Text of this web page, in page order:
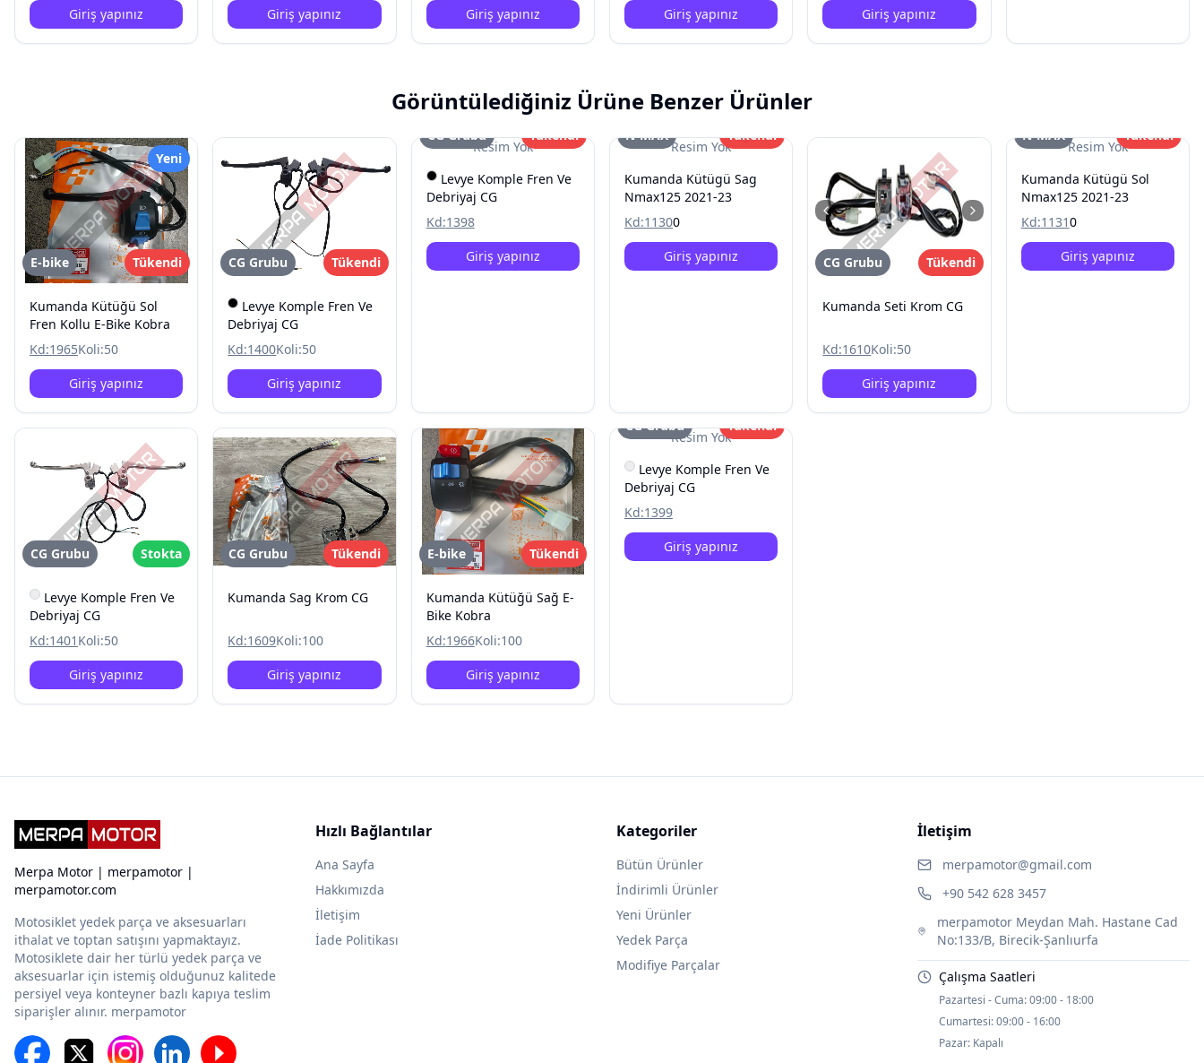
Giriş yapınız
Giriş yapınız
Giriş yapınız
Giriş yapınız
Giriş yapınız
Görüntülediğiniz Ürüne Benzer Ürünler
Yeni
E-bike Tükendi
Kumanda Kütüğü Sol
Fren Kollu E-Bike Kobra
Kd:1965Koli:50
Giriş yapınız
CG Grubu Tükendi
Levye Komple Fren Ve
Debriyaj CG
Kd:1400Koli:50
Giriş yapınız
Resim Yok
CG Grubu Tükendi
Levye Komple Fren Ve
Debriyaj CG
Kd:1398
Giriş yapınız
Resim Yok
N-MAX Tükendi
Kumanda Kütügü Sag
Nmax125 2021-23
Kd:11300
Giriş yapınız
CG Grubu Tükendi
Kumanda Seti Krom CG
Kd:1610Koli:50
Giriş yapınız
Resim Yok
N-MAX Tükendi
Kumanda Kütügü Sol
Nmax125 2021-23
Kd:11310
Giriş yapınız
CG Grubu Stokta
Levye Komple Fren Ve
Debriyaj CG
Kd:1401 Koli:50
Giriş yapınız
CG Grubu Tükendi
Kumanda Sag Krom CG
Kd:1609Koli:100
Giriş yapınız
E-bike Tükendi
Kumanda Kütüğü Sağ E-
Bike Kobra
Kd:1966Koli:100
Giriş yapınız
Resim Yok
CG Grubu Tükendi
Levye Komple Fren Ve
Debriyaj CG
Kd:1399
Giriş yapınız
Merpa Motor | merpamotor |
merpamotor.com
Motosiklet yedek parça ve aksesuarları
ithalat ve toptan satışını yapmaktayız.
Motosiklete dair her türlü yedek parça ve
aksesuarlar için istemiş olduğunuz kalitede
persiyel veya konteyner bazlı kapıya teslim
siparişler alınır. merpamotor
Hızlı Bağlantılar
Ana Sayfa
Hakkımızda
İletişim
İade Politikası
Kategoriler
Bütün Ürünler
İndirimli Ürünler
Yeni Ürünler
Yedek Parça
Modifiye Parçalar
İletişim
merpamotor@gmail.com
+90 542 628 3457
merpamotor Meydan Mah. Hastane Cad
No:133/B, Birecik-Şanlıurfa
Çalışma Saatleri
Pazartesi - Cuma:09:00 - 18:00
Cumartesi:09:00 - 16:00
Pazar: Kapalı